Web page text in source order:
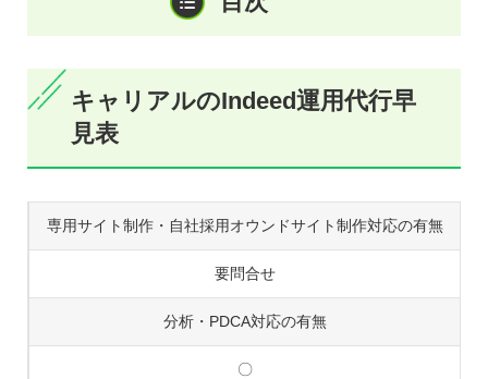
キャリアルのIndeed運用代行早
見表
専用サイト制作・自社採用オウンドサイト制作対応の有無
要問合せ
分析・PDCA対応の有無
〇